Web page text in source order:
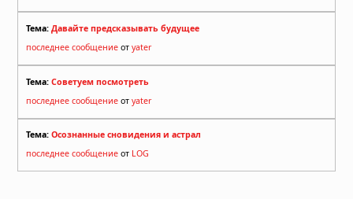
Тема: Давайте предсказывать будущее
последнее сообщение от yater
Тема: Советуем посмотреть
последнее сообщение от yater
Тема: Осознанные сновидения и астрал
последнее сообщение от LOG